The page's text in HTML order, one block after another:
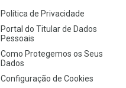
Política de Privacidade
Portal do Titular de Dados
Pessoais
Como Protegemos os Seus
Dados
Configuração de Cookies